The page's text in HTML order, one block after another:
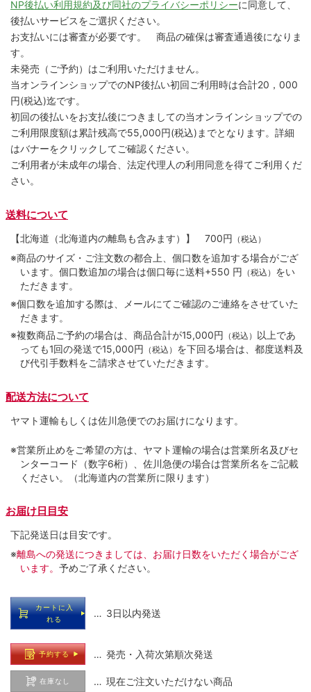
NP後払い利用規約及び同社のプライバシーポリシーに同意して、
後払いサービスをご選択ください。
お支払いには審査が必要です。 商品の確保は審査通過後になりま
す。
未発売（ご予約）はご利用いただけません。
当オンラインショップでのNP後払い初回ご利用時は合計20，000
円(税込)迄です。
初回の後払いをお支払後につきましての当オンラインショップでの
ご利用限度額は累計残高で55,000円(税込)までとなります。詳細
はバナーをクリックしてご確認ください。
ご利用者が未成年の場合、法定代理人の利用同意を得てご利用くだ
さい。
送料について
【北海道（北海道内の離島も含みます）】 700円 （税込）
※商品のサイズ・ご注文数の都合上、個口数を追加する場合がござ
います。個口数追加の場合は個口毎に送料+550 円 （税込） をい
ただきます。
※個口数を追加する際は、メールにてご確認のご連絡をさせていた
だきます。
※複数商品ご予約の場合は、商品合計が15,000円 （税込） 以上であ
っても1回の発送で15,000円 （税込） を下回る場合は、都度送料及
び代引手数料をご請求させていただきます。
配送方法について
ヤマト運輸もしくは佐川急便でのお届けになります。
※営業所止めをご希望の方は、ヤマト運輸の場合は営業所名及びセ
ンターコード（数字6桁）、佐川急便の場合は営業所名をご記載
ください。（北海道内の営業所に限ります）
お届け日目安
下記発送日は目安です。
※離島への発送につきましては、お届け日数をいただく場合がござ
います。 予めご了承ください。
カートに入
れる
… 3日以内発送
予約する … 発売・入荷次第順次発送
在庫なし … 現在ご注文いただけない商品